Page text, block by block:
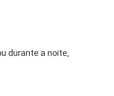
durante a noite,